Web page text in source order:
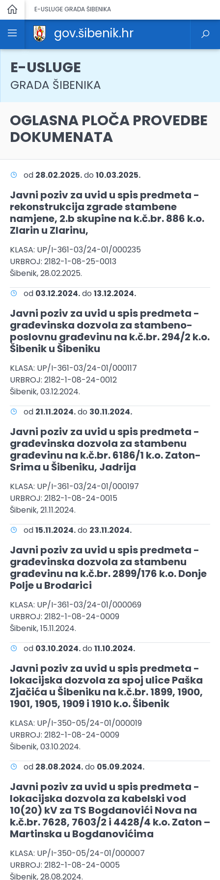
E-USLUGE GRADA ŠIBENIKA
gov.šibenik.hr
E-USLUGE
GRADA ŠIBENIKA
OGLASNA PLOČA PROVEDBE
DOKUMENATA
od 28.02.2025.do 10.03.2025.
Javni poziv za uvid u spis predmeta -
rekonstrukcija zgrade stambene
namjene, 2.b skupine na k.č.br. 886 k.o.
Zlarin u Zlarinu,
KLASA: UP/I-361-03/24-01/000235
URBROJ: 2182-1-08-25-0013
Šibenik, 28.02.2025.
od 03.12.2024.do 13.12.2024.
Javni poziv za uvid u spis predmeta -
građevinska dozvola za stambeno-
poslovnu građevinu na k.č.br. 294/2 k.o.
Šibenik u Šibeniku
KLASA: UP/I-361-03/24-01/000117
URBROJ: 2182-1-08-24-0012
Šibenik, 03.12.2024.
od 21.11.2024.do 30.11.2024.
Javni poziv za uvid u spis predmeta -
građevinska dozvola za stambenu
građevinu na k.č.br. 6186/1 k.o. Zaton-
Srima u Šibeniku, Jadrija
KLASA: UP/I-361-03/24-01/000197
URBROJ: 2182-1-08-24-0015
Šibenik, 21.11.2024.
od15.11.2024.do 23.11.2024.
Javni poziv za uvid u spis predmeta -
građevinska dozvola za stambenu
građevinu na k.č.br. 2899/176 k.o. Donje
Polje u Brodarici
KLASA: UP/I-361-03/24-01/000069
URBROJ: 2182-1-08-24-0009
Šibenik, 15.11.2024.
od 03.10.2024.do 11.10.2024.
Javni poziv za uvid u spis predmeta -
lokacijska dozvola za spoj ulice Paška
Zjačića u Šibeniku na k.č.br. 1899, 1900,
1901, 1905, 1909 i 1910 k.o. Šibenik
KLASA: UP/I-350-05/24-01/000019
URBROJ: 2182-1-08-24-0009
Šibenik, 03.10.2024.
od 28.08.2024.do 05.09.2024.
Javni poziv za uvid u spis predmeta -
lokacijska dozvola za kabelski vod
10(20) kV za TS Bogdanovići Nova na
k.č.br. 7628, 7603/2 i 4428/4 k.o. Zaton –
Martinska u Bogdanovićima
KLASA: UP/I-350-05/24-01/000007
URBROJ: 2182-1-08-24-0005
Šibenik, 28.08.2024.